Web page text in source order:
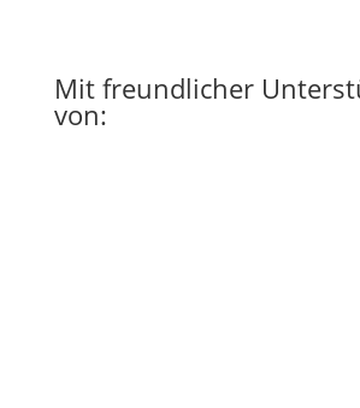
Mit freundlicher
von: